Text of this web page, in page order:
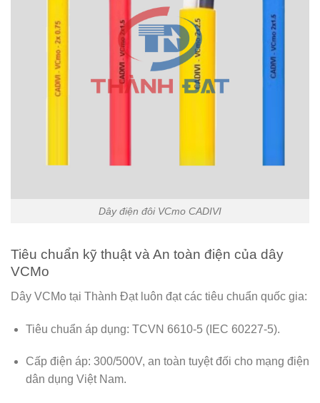
Dây điện đôi VCmo CADIVI
Tiêu chuẩn kỹ thuật và An toàn điện của dây
VCMo
Dây VCMo tại Thành Đạt luôn đạt các tiêu chuẩn quốc gia:
Tiêu chuẩn áp dụng: TCVN 6610-5 (IEC 60227-5).
Cấp điện áp: 300/500V, an toàn tuyệt đối cho mạng điện
dân dụng Việt Nam.